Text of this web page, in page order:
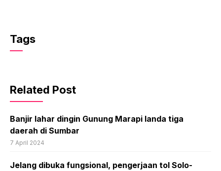
Tags
Related Post
Banjir lahar dingin Gunung Marapi landa tiga
daerah di Sumbar
7 April 2024
Jelang dibuka fungsional, pengerjaan tol Solo-